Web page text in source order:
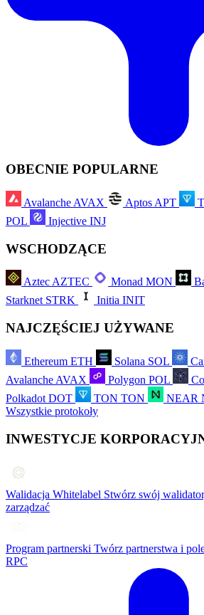
OBECNIE POPULARNE
Avalanche AVAX Aptos APT
POL
Injective INJ
WSCHODZĄCE
AztecAZTEC Monad MON
Starknet STRK Initia INIT
NAJCZĘŚCIEJ UŻYWANE
Ethereum ETH Solana SOL
Avalanche AVAX Polygon POL
Polkadot DOT TON TON NEAR
Wszystkie protokoły
INWESTYCJE
Walidacja Whitelabel Stwórz swój
zarządzać
Program partnerski Twórz partnerstwa i
RPC